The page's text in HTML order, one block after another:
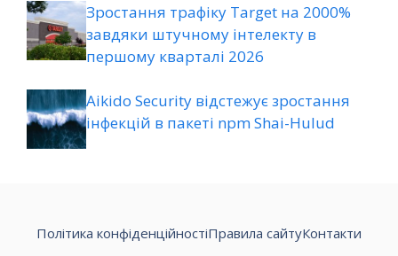
Зростання трафіку Target на 2000%
завдяки штучному інтелекту в
першому кварталі 2026
Aikido Security відстежує зростання
інфекцій в пакеті npm Shai-Hulud
Політика конфіденційностіПравила сайтуКонтакти